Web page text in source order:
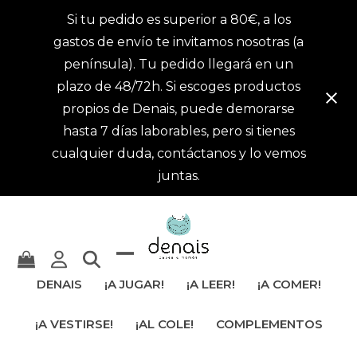
Si tu pedido es superior a 80€, a los
gastos de envío te invitamos nosotras (a
península). Tu pedido llegará en un
plazo de 48/72h. Si escoges productos
propios de Denais, puede demorarse
hasta 7 días laborables, pero si tienes
cualquier duda, contáctanos y lo vemos
juntas.
ocultar
móvil
DENAIS ¡A JUGAR! ¡A LEER! ¡A COMER!
¡A VESTIRSE! ¡AL COLE! COMPLEMENTOS